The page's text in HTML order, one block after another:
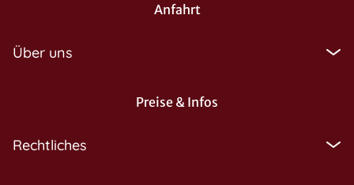
Anfahrt
Über uns
Preise & Infos
Rechtliches